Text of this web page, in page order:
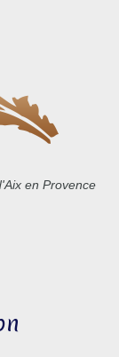
en Provence